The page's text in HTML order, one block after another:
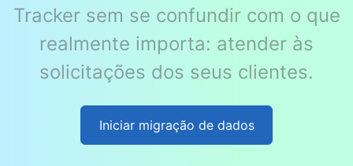
Tracker sem se confundir com o que
realmente importa: atender às
solicitações dos seus clientes.
Iniciar migração de dados